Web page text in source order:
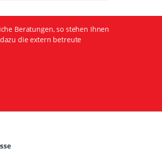
Beratungen, so stehen Ihnen
die extern betreute